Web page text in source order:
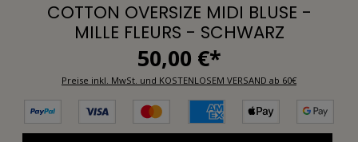
COTTON OVERSIZE MIDI BLUSE -
MILLE FLEURS - SCHWARZ
50,00 €*
Preise inkl. MwSt. und KOSTENLOSEM VERSAND ab 60€